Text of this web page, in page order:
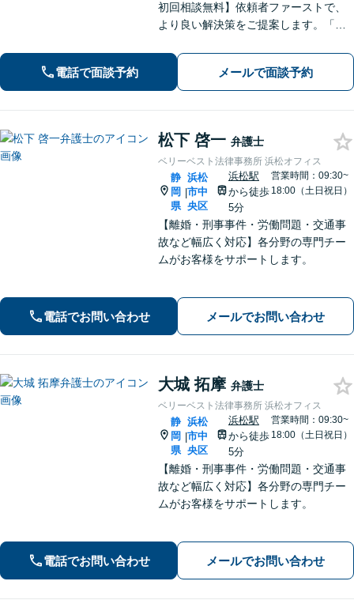
初回相談無料】依頼者ファーストで、
より良い解決策をご提案します。「お
るよう、丁寧に説明して対応します
【焼津駅2分】【法テラス利用可能】
電話で面談予約 メールで面談予約
松下 啓一 弁護士
ベリーベスト法律事務所 浜松オフィス
静
岡
県
|
浜松
市中
央区
浜松駅
から徒歩
5分
営業時間：09:30~
18:00（土日祝日）
【離婚・刑事事件・労働問題・交通事
故など幅広く対応】各分野の専門チー
ムがお客様をサポートします。
電話でお問い合わせ メールでお問い合わせ
大城 拓摩 弁護士
ベリーベスト法律事務所 浜松オフィス
静
岡
県
|
浜松
市中
央区
浜松駅
から徒歩
5分
営業時間：09:30~
18:00（土日祝日）
【離婚・刑事事件・労働問題・交通事
故など幅広く対応】各分野の専門チー
ムがお客様をサポートします。
電話でお問い合わせ メールでお問い合わせ